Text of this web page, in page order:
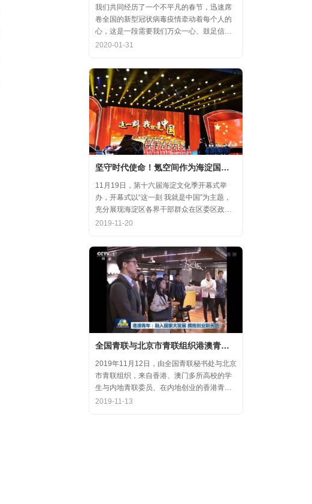
我们共同经历了一个不平凡的春节，迅速席
卷全国的新型冠状病毒疫情牵动着每个人的
心，这是一段需要我们万众一心、鼓足信心
的时期，氪空间希望和优秀的你们在一起，
2020-01-31
坚守时代使命！氪空间作为海淀国庆游园保障先进代表亮相
11月19日，第十六届海淀文化季开幕式举
办，开幕式以“这一刻 我就是中国”为主题，
充分展现海淀区各界干部群众在区委区政府
的坚强领导下，在国庆服务保障工作中表现
的一流精神风貌，以及催人泪下的感人事
迹。
2019-11-20
全国青联与北京市青联组织港澳青年代表参访氪空间
2019年11月12日，由全国青联秘书处与北京
市青联组织，来自香港、澳门多所高校的学
生与内地青联委员、在内地创业的香港青年
代表，围绕“融入国家大发展，拥抱创业新天
2019-11-13